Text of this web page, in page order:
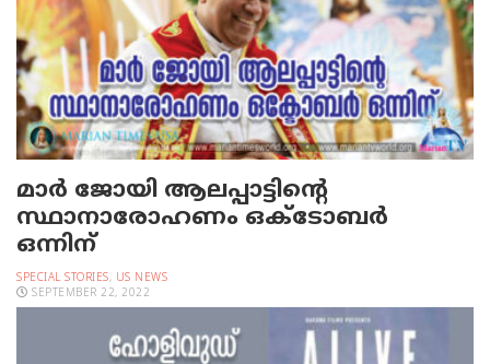
മാർ ജോയി ആലപ്പാട്ടിന്റെ
സ്ഥാനാരോഹണം ഒക്ടോബർ
ഒന്നിന്
SPECIAL STORIES, US NEWS
SEPTEMBER 22, 2022